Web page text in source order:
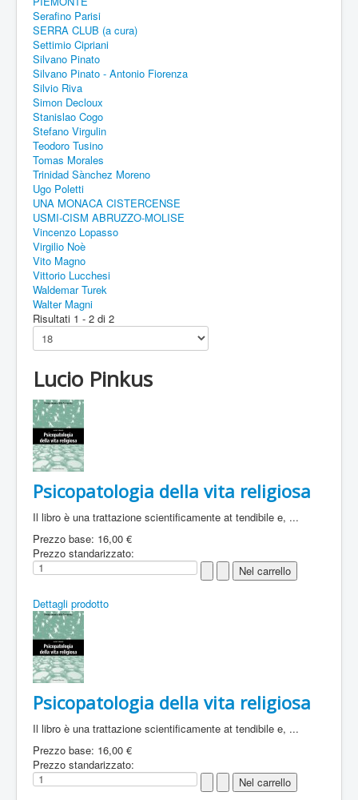
Serafino Parisi
SERRA CLUB (a cura)
Settimio Cipriani
Silvano Pinato
Silvano Pinato - Antonio Fiorenza
Silvio Riva
Simon Decloux
Stanislao Cogo
Stefano Virgulin
Teodoro Tusino
Tomas Morales
Trinidad Sànchez Moreno
Ugo Poletti
UNA MONACA CISTERCENSE
USMI-CISM ABRUZZO-MOLISE
Vincenzo Lopasso
Virgilio Noè
Vito Magno
Vittorio Lucchesi
Waldemar Turek
Walter Magni
Risultati 1 - 2 di 2
Lucio Pinkus
Psicopatologia della vita religiosa
Il libro è una trattazione scientificamente at tendibile e, ...
Prezzo base: 16,00 €
Prezzo standarizzato:
Dettagli prodotto
Psicopatologia della vita religiosa
Il libro è una trattazione scientificamente at tendibile e, ...
Prezzo base: 16,00 €
Prezzo standarizzato: